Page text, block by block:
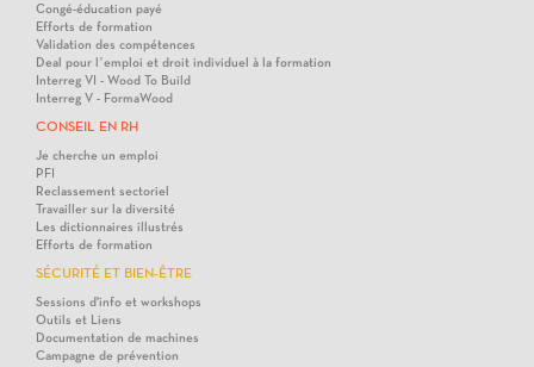
Congé-éducation payé
Efforts de formation
Validation des compétences
Deal pour l’emploi et droit individuel à la formation
Interreg VI - Wood To Build
Interreg V - FormaWood
CONSEIL EN RH
Je cherche un emploi
PFI
Reclassement sectoriel
Travailler sur la diversité
Les dictionnaires illustrés
Efforts de formation
SÉCURITÉ ET BIEN-ÊTRE
Sessions d'info et workshops
Outils et Liens
Documentation de machines
Campagne de prévention